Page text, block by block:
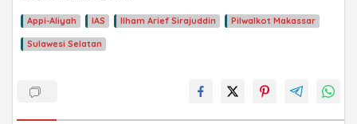
Appi-Aliyah IAS Ilham Arief Sirajuddin Pilwalkot Makassar
Sulawesi Selatan